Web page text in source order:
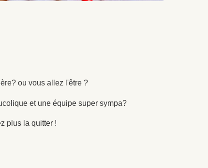
ou vous allez l'être ?
et une équipe super sympa?
plus la quitter !